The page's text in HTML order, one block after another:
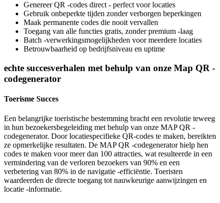
Genereer QR -codes direct - perfect voor locaties
Gebruik onbeperkte tijden zonder verborgen beperkingen
Maak permanente codes die nooit vervallen
Toegang van alle functies gratis, zonder premium -laag
Batch -verwerkingsmogelijkheden voor meerdere locaties
Betrouwbaarheid op bedrijfsniveau en uptime
echte succesverhalen met behulp van onze Map QR -
codegenerator
Toerisme Succes
Een belangrijke toeristische bestemming bracht een revolutie teweeg
in hun bezoekersbegeleiding met behulp van onze MAP QR -
codegenerator. Door locatiespecifieke QR-codes te maken, bereikten
ze opmerkelijke resultaten. De MAP QR -codegenerator hielp hen
codes te maken voor meer dan 100 attracties, wat resulteerde in een
vermindering van de verloren bezoekers van 90% en een
verbetering van 80% in de navigatie -efficiëntie. Toeristen
waardeerden de directe toegang tot nauwkeurige aanwijzingen en
locatie -informatie.